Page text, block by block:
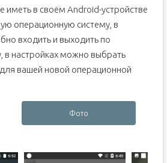
в своём Android-устройстве
операционную систему, в
входить и выходить по
в настройках можно выбрать
вашей новой операционной
Фото